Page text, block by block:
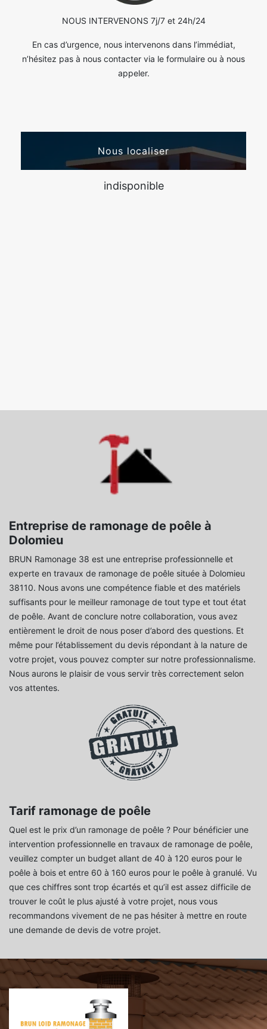
NOUS INTERVENONS 7j/7 et 24h/24
En cas d’urgence, nous intervenons dans l’immédiat,
n’hésitez pas à nous contacter via le formulaire ou à nous
appeler.
Nous localiser
indisponible
Entreprise de ramonage de poêle à
Dolomieu
BRUN Ramonage 38 est une entreprise professionnelle et
experte en travaux de ramonage de poêle située à Dolomieu
38110. Nous avons une compétence fiable et des matériels
suffisants pour le meilleur ramonage de tout type et tout état
de poêle. Avant de conclure notre collaboration, vous avez
entièrement le droit de nous poser d’abord des questions. Et
même pour l’établissement du devis répondant à la nature de
votre projet, vous pouvez compter sur notre professionnalisme.
Nous aurons le plaisir de vous servir très correctement selon
vos attentes.
Tarif ramonage de poêle
Quel est le prix d’un ramonage de poêle ? Pour bénéficier une
intervention professionnelle en travaux de ramonage de poêle,
veuillez compter un budget allant de 40 à 120 euros pour le
poêle à bois et entre 60 à 160 euros pour le poêle à granulé. Vu
que ces chiffres sont trop écartés et qu’il est assez difficile de
trouver le coût le plus ajusté à votre projet, nous vous
recommandons vivement de ne pas hésiter à mettre en route
une demande de devis de votre projet.